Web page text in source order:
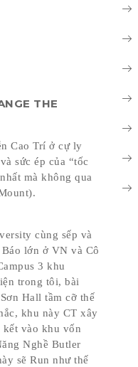
THE
Cao Trí ở cự ly
sức ép của “tốc
mà không qua
cùng sếp và
lớn ở VN và Cô
3 khu
trong tôi, bài
Hall tầm cỡ thế
khu này CT xây
vào khu vốn
Nghề Butler
sẽ Run như thế